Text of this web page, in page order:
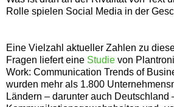
Rolle spielen Social Media in der
Eine Vielzahl aktueller Zahlen zu
Fragen liefert eine Studie von
Work: Communication Trends of
wurden mehr als 1.800
Ländern – darunter auch Deutschland